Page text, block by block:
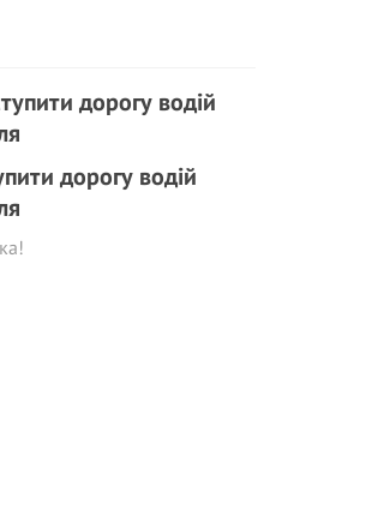
дорогу водій